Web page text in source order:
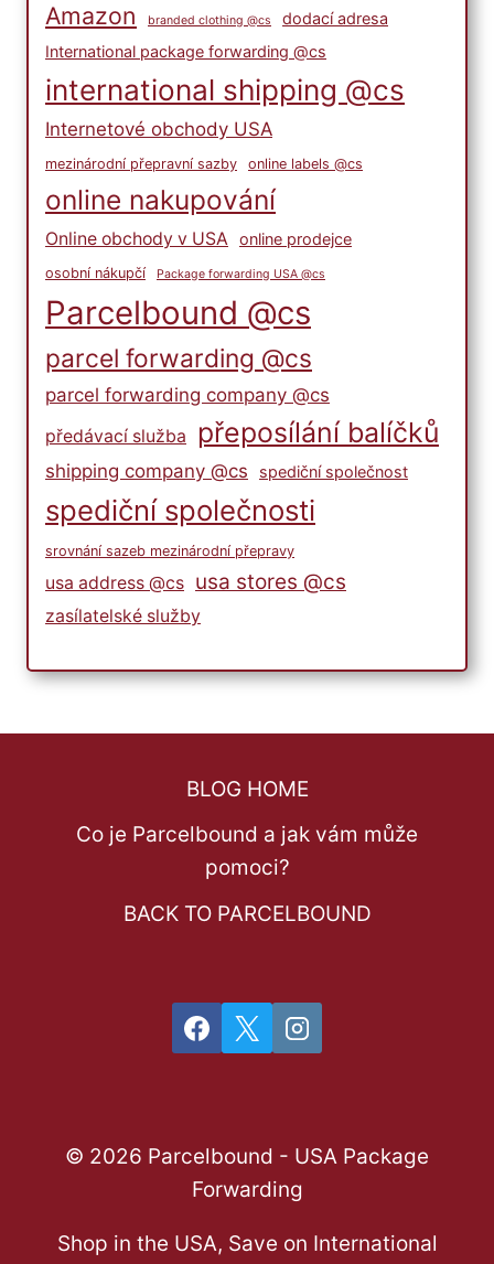
Amazon branded clothing @cs
dodací adresa
International package forwarding @cs
international shipping @cs
Internetové obchody USA
mezinárodní přepravní sazby online labels @cs
online nakupování
Online obchody v USA online prodejce
osobní nákupčí Package forwarding USA @cs
Parcelbound @cs
parcel forwarding @cs
parcel forwarding company @cs
předávací služba přeposílání balíčků
shipping company @cs spediční společnost
spediční společnosti
srovnání sazeb mezinárodní přepravy
usa address @cs usa stores @cs
zasílatelské služby
BLOG HOME
Co je Parcelbound a jak vám může
pomoci?
BACK TO PARCELBOUND
© 2026 Parcelbound - USA Package
Forwarding
Shop in the USA, Save on International